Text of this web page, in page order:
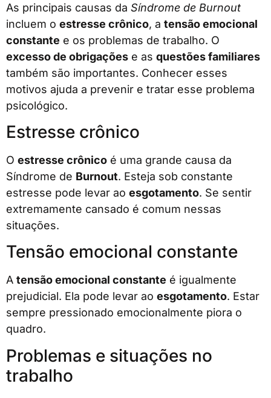
As principais causas da Síndrome de Burnout
incluem o estresse crônico, a tensão emocional
constante e os problemas de trabalho. O
excesso de obrigações e as questões familiares
também são importantes. Conhecer esses
motivos ajuda a prevenir e tratar esse problema
psicológico.
Estresse crônico
O estresse crônico é uma grande causa da
Síndrome de Burnout. Esteja sob constante
estresse pode levar ao esgotamento. Se sentir
extremamente cansado é comum nessas
situações.
Tensão emocional constante
A tensão emocional constante é igualmente
prejudicial. Ela pode levar ao esgotamento. Estar
sempre pressionado emocionalmente piora o
quadro.
Problemas e situações no
trabalho